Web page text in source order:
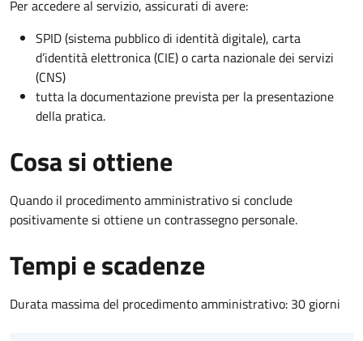
Per accedere al servizio, assicurati di avere:
SPID (sistema pubblico di identità digitale), carta
d’identità elettronica (CIE) o carta nazionale dei servizi
(CNS)
tutta la documentazione prevista per la presentazione
della pratica.
Cosa si ottiene
Quando il procedimento amministrativo si conclude
positivamente si ottiene un contrassegno personale.
Tempi e scadenze
Durata massima del procedimento amministrativo: 30 giorni